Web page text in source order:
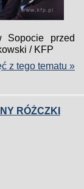
Sopocie przed
/ KFP
z tego tematu »
RÓŻCZKI